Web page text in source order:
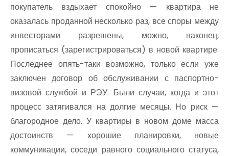
покупатель вздыхает спокойно — квартира не
оказалась проданной несколько раз, все споры между
инвесторами разрешены, можно, наконец,
прописаться (зарегистрироваться) в новой квартире.
Последнее опять-таки возможно, только если уже
заключен договор об обслуживании с паспортно-
визовой службой и РЭУ. Были случаи, когда и этот
процесс затягивался на долгие месяцы. Но риск —
благородное дело. У квартиры в новом доме масса
достоинств — хорошие планировки, новые
коммуникации, соседи равного социального статуса,